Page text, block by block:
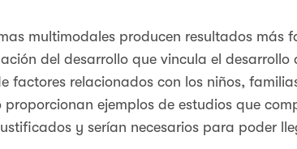
multimodales producen resultados más
del desarrollo que vincula el desarrollo
factores relacionados con los niños,
ejemplos de estudios que
y serían necesarios para poder